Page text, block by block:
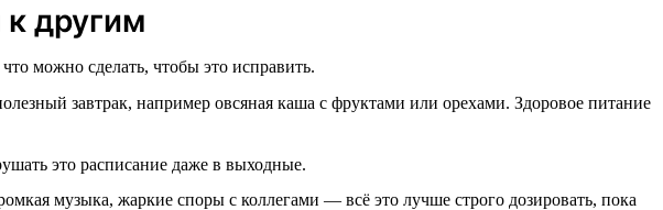
к другим
можно сделать, чтобы это исправить.
завтрак, например овсяная каша с фруктами или орехами. Здоровое питание
это расписание даже в выходные.
музыка, жаркие споры с коллегами — всё это лучше строго дозировать, пока